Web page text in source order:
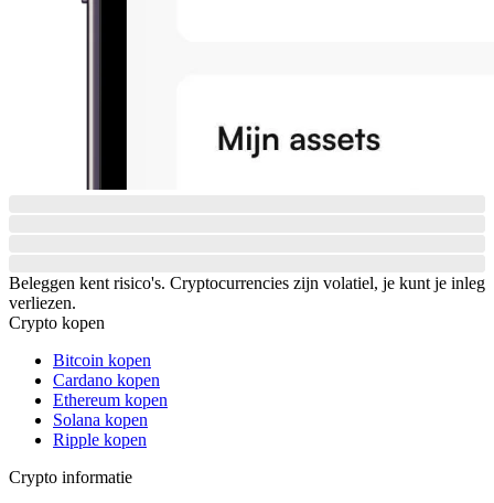
Beleggen kent risico's. Cryptocurrencies zijn volatiel, je kunt je inleg
verliezen.
Crypto kopen
Bitcoin kopen
Cardano kopen
Ethereum kopen
Solana kopen
Ripple kopen
Crypto informatie